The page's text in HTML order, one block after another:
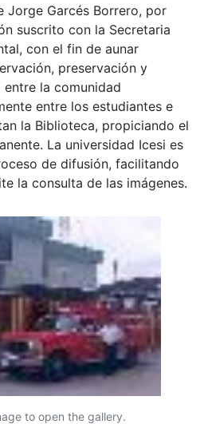
Jorge Garcés Borrero, por
suscrito con la Secretaria
con el fin de aunar
preservación y
la comunidad
entre los estudiantes e
la Biblioteca, propiciando el
La universidad Icesi es
de difusión, facilitando
la consulta de las imágenes.
to open the gallery.